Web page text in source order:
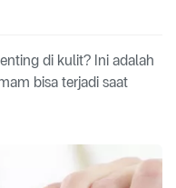
di kulit? Ini adalah
bisa terjadi saat